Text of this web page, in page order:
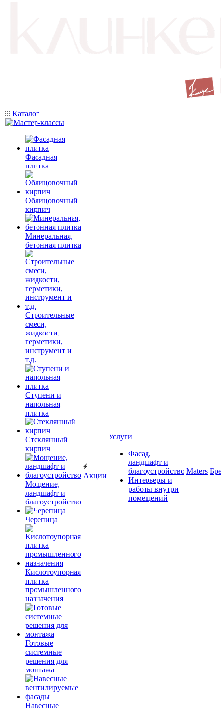
Каталог
Фасадная
плитка
Облицовочный
кирпич
Минеральная,
бетонная плитка
Строительные
смеси,
жидкости,
герметики,
инструмент и
т.д.
Ступени и
напольная
плитка
Cтеклянный
кирпич
Мощение,
ландшафт и
благоустройство
Черепица
Кислотоупорная
плитка
промышленного
назначения
Готовые
системные
решения для
монтажа
Навесные
Акции
Услуги
Фасад,
ландшафт и
благоустройство
Интерьеры и
работы внутри
помещений
Maters